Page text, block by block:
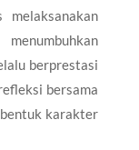
berprestasi
bersama
karakter